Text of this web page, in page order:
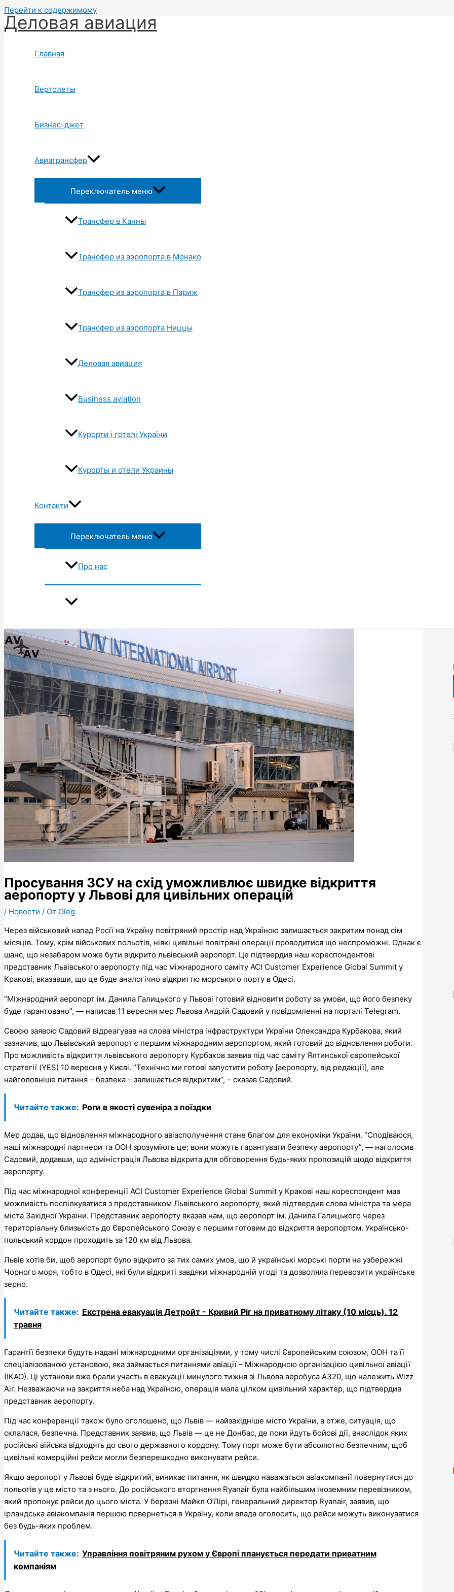
Перейти к содержимому
Деловая авиация
Главная
Вертолеты
Бизнес-джет
Авиатрансфер
Переключатель меню
Трансфер в Канны
Трансфер из аэропорта в Монако
Трансфер из аэропорта в Париж
Трансфер из аэропорта Ниццы
Деловая авиация
Business aviation
Курорти і готелі України
Курорты и отели Украины
Контакти
Переключатель меню
Про нас
Просування ЗСУ на схід уможливлює швидке відкриття
аеропорту у Львові для цивільних операцій
/ Новости / От Oleg
Через військовий напад Росії на Україну повітряний простір над Україною залишається закритим понад сім
місяців. Тому, крім військових польотів, ніякі цивільні повітряні операції проводитися що неспроможні. Однак є
шанс, що незабаром може бути відкрито львівський аеропорт. Це підтвердив наш кореспондентові
представник Львівського аеропорту під час міжнародного саміту ACI Customer Experience Global Summit у
Кракові, вказавши, що це буде аналогічно відкриттю морського порту в Одесі.
“Міжнародний аеропорт ім. Данила Галицького у Львові готовий відновити роботу за умови, що його безпеку
буде гарантовано”, — написав 11 вересня мер Львова Андрій Садовий у повідомленні на порталі Telegram.
Своєю заявою Садовий відреагував на слова міністра інфраструктури України Олександра Курбакова, який
зазначив, що Львівський аеропорт є першим міжнародним аеропортом, який готовий до відновлення роботи.
Про можливість відкриття львівського аеропорту Курбаков заявив під час саміту Ялтинської європейської
стратегії (YES) 10 вересня у Києві. “Технічно ми готові запустити роботу [аеропорту, від редакції], але
найголовніше питання – безпека – залишається відкритим”, – сказав Садовий.
Читайте также: Роги в якості сувеніра з поїздки
Мер додав, що відновлення міжнародного авіасполучення стане благом для економіки України. “Сподіваюся,
наші міжнародні партнери та ООН зрозуміють це; вони можуть гарантувати безпеку аеропорту”, — наголосив
Садовий, додавши, що адміністрація Львова відкрита для обговорення будь-яких пропозицій щодо відкриття
аеропорту.
Під час міжнародної конференції ACI Customer Experience Global Summit у Кракові наш кореспондент мав
можливість поспілкуватися з представником Львівського аеропорту, який підтвердив слова міністра та мера
міста Західної України. Представник аеропорту вказав нам, що аеропорт ім. Данила Галицького через
територіальну близькість до Європейського Союзу є першим готовим до відкриття аеропортом. Українсько-
польський кордон проходить за 120 км від Львова.
Львів хотів би, щоб аеропорт було відкрито за тих самих умов, що й українські морські порти на узбережжі
Чорного моря, тобто в Одесі, які були відкриті завдяки міжнародній угоді та дозволяла перевозити українське
зерно.
Читайте также: Екстрена евакуація Детройт - Кривий Ріг на приватному літаку (10 місць). 12
травня
Гарантії безпеки будуть надані міжнародними організаціями, у тому числі Європейським союзом, ООН та її
спеціалізованою установою, яка займається питаннями авіації – Міжнародною організацією цивільної авіації
(ІКАО). Ці установи вже брали участь в евакуації минулого тижня зі Львова аеробуса А320, що належить Wizz
Air. Незважаючи на закриття неба над Україною, операція мала цілком цивільний характер, що підтвердив
представник аеропорту.
Під час конференції також було оголошено, що Львів — найзахідніше місто України, а отже, ситуація, що
склалася, безпечна. Представник заявив, що Львів — це не Донбас, де поки йдуть бойові дії, внаслідок яких
російські війська відходять до свого державного кордону. Тому порт може бути абсолютно безпечним, щоб
цивільні комерційні рейси могли безперешкодно виконувати рейси.
Якщо аеропорт у Львові буде відкритий, виникає питання, як швидко наважаться авіакомпанії повернутися до
польотів у це місто та з нього. До російського вторгнення Ryanair була найбільшим іноземним перевізником,
який пропонує рейси до цього міста. У березні Майкл О’Лірі, генеральний директор Ryanair, заявив, що
ірландська авіакомпанія першою повернеться в Україну, коли влада оголосить, що рейси можуть виконуватися
без будь-яких проблем.
Читайте также: Управління повітряним рухом у Європі планується передати приватним
компаніям